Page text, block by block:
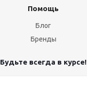
Помощь
Блог
Бренды
Будьте всегда в курсе!